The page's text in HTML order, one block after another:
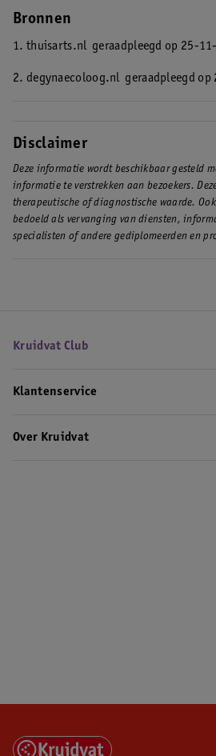
Bronnen
1. thuisarts.nl geraadpleegd op 25-
2. degynaecoloog.nl geraadpleegd
Disclaimer
Deze informatie wordt beschikbaar gesteld
informatie te verstrekken aan bezoekers.
therapeutische of diagnostische waarde.
bedoeld als vervanging van diensten,
specialisten of andere gediplomeerden en
Kruidvat Club
Klantenservice
Over Kruidvat